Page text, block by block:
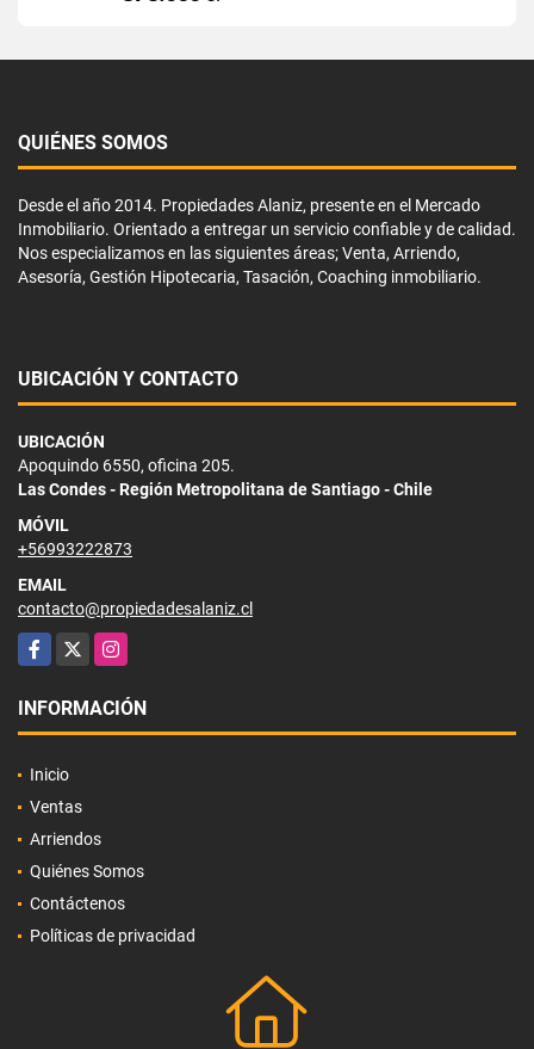
QUIÉNES SOMOS
Desde el año 2014. Propiedades Alaniz, presente en el Mercado
Inmobiliario. Orientado a entregar un servicio confiable y de calidad.
Nos especializamos en las siguientes áreas; Venta, Arriendo,
Asesoría, Gestión Hipotecaria, Tasación, Coaching inmobiliario.
UBICACIÓN Y CONTACTO
UBICACIÓN
Apoquindo 6550, oficina 205.
Las Condes - Región Metropolitana de Santiago - Chile
MÓVIL
+56993222873
EMAIL
contacto@propiedadesalaniz.cl
Facebook
X Instagram
INFORMACIÓN
Inicio
Ventas
Arriendos
Quiénes Somos
Contáctenos
Políticas de privacidad